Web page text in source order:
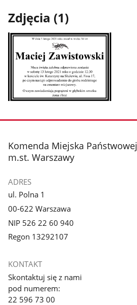
Zdjęcia (1)
zdjęcie
galerii.
stopka
Komenda Miejska
m.st. Warszawy
ADRES
ul. Polna 1
00-622 Warszawa
NIP 526 22 60 940
Regon 13292107
KONTAKT
Skontaktuj się z nami
pod numerem:
22 596 73 00